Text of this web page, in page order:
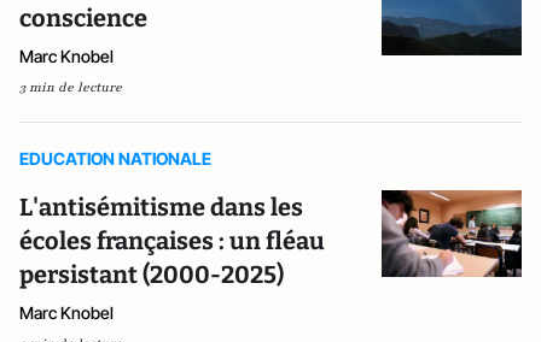
conscience
Marc Knobel
3 min de lecture
EDUCATION NATIONALE
L'antisémitisme dans les
écoles françaises : un fléau
persistant (2000-2025)
Marc Knobel